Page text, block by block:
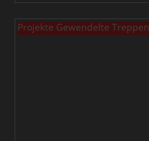
Projekte Gewendelte Treppen